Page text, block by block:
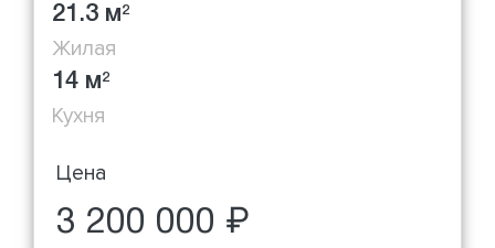
21.3 м2
Жилая
14 м2
Кухня
Цена
3 200 000 ₽